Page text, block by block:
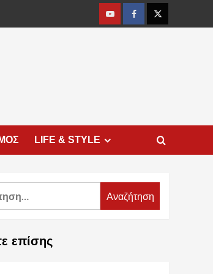
YoutubeFacebookTwitter
LIFE & STYLE
επίσης